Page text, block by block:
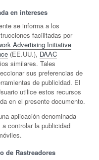
en intereses
se informa a los
facilitadas por
Advertising Initiative
(EE.UU.), DAAC
similares. Tales
sus preferencias de
de publicidad. El
utilice estos recursos
en el presente documento.
aplicación denominada
controlar la publicidad
de Rastreadores